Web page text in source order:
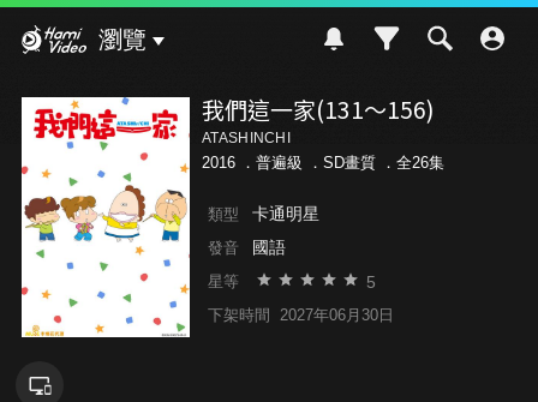
瀏覽
我們這一家(131～156)
ATASHINCHI
2016 ． 普遍級 ．SD畫質 ．全26集
類型 卡通明星
發音 國語
星等 5
下架時間 2027年06月30日